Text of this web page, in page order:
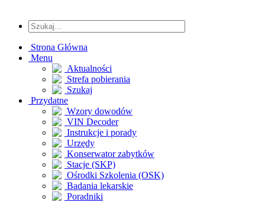
Strona Główna
Menu
Aktualności
Strefa pobierania
Szukaj
Przydatne
Wzory dowodów
VIN Decoder
Instrukcje i porady
Urzędy
Konserwator zabytków
Stacje (SKP)
Ośrodki Szkolenia (OSK)
Badania lekarskie
Poradniki